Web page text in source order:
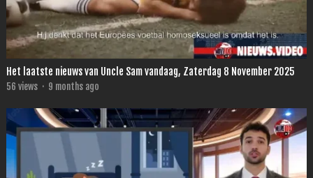
Het laatste nieuws van Uncle Sam vandaag, Zaterdag 8 November 2025
56 views · 9 months ago